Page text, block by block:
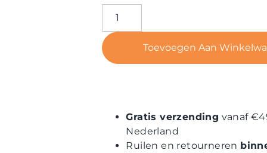
Toevoegen Aan
Gratis verzending vanaf
Nederland
Ruilen en retourneren